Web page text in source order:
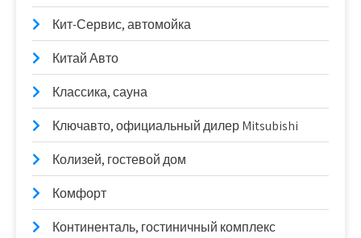
Кит-Сервис, автомойка
Китай Авто
Классика, сауна
Ключавто, официальный дилер Mitsubishi
Колизей, гостевой дом
Комфорт
Континенталь, гостиничный комплекс